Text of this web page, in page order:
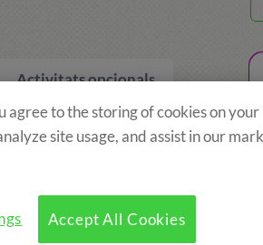
Activitats opcionals
agree to the storing of cookies on your
site usage, and assist in our
Accept All Cookies